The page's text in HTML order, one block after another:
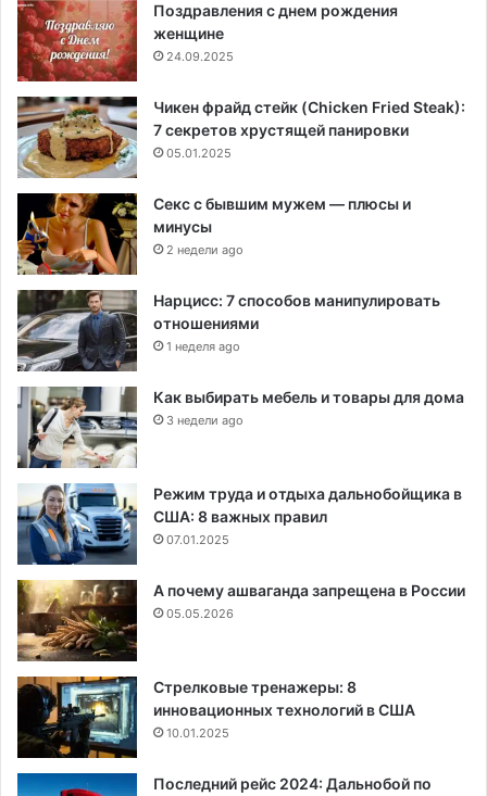
Поздравления с днем рождения
женщине
24.09.2025
Чикен фрайд стейк (Chicken Fried Steak):
7 секретов хрустящей панировки
05.01.2025
Секс с бывшим мужем — плюсы и
минусы
2 недели ago
Нарцисс: 7 способов манипулировать
отношениями
1 неделя ago
Как выбирать мебель и товары для дома
3 недели ago
Режим труда и отдыха дальнобойщика в
США: 8 важных правил
07.01.2025
А почему ашваганда запрещена в России
05.05.2026
Стрелковые тренажеры: 8
инновационных технологий в США
10.01.2025
Последний рейс 2024: Дальнобой по